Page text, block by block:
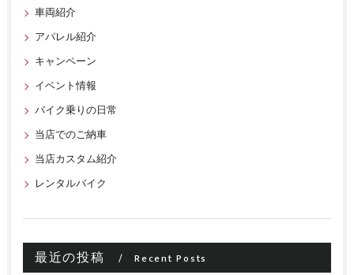
車両紹介
アパレル紹介
キャンペーン
イベント情報
バイク乗りの日常
当店でのご納車
当店カスタム紹介
レンタルバイク
最近の投稿 Recent Posts